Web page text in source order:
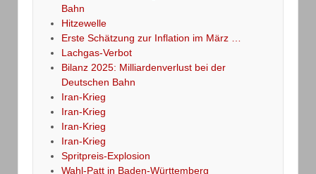
Bahn
Hitzewelle
Erste Schätzung zur Inflation im März …
Lachgas-Verbot
Bilanz 2025: Milliardenverlust bei der
Deutschen Bahn
Iran-Krieg
Iran-Krieg
Iran-Krieg
Iran-Krieg
Spritpreis-Explosion
Wahl-Patt in Baden-Württemberg